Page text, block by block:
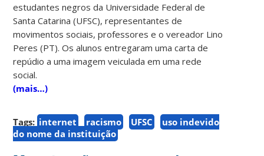
estudantes negros da Universidade Federal de
Santa Catarina (UFSC), representantes de
movimentos sociais, professores e o vereador Lino
Peres (PT). Os alunos entregaram uma carta de
repúdio a uma imagem veiculada em uma rede
social.
(mais…)
Tags: internet racismo UFSC
uso indevido
do nome da instituição